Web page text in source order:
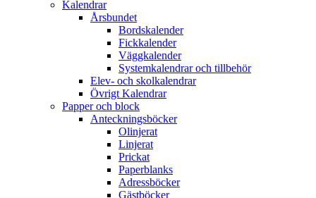
Kalendrar
Årsbundet
Bordskalender
Fickkalender
Väggkalender
Systemkalendrar och tillbehör
Elev- och skolkalendrar
Övrigt Kalendrar
Papper och block
Anteckningsböcker
Olinjerat
Linjerat
Prickat
Paperblanks
Adressböcker
Gästböcker